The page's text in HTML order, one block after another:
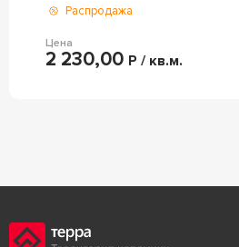
Распродажа
Цена
2 230,00 Р / кв.м.